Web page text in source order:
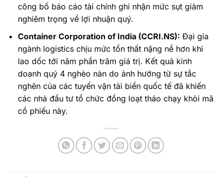
công bố báo cáo tài chính ghi nhận mức sụt giảm
nghiêm trọng về lợi nhuận quý.
Container Corporation of India (CCRI.NS): Đại gia
ngành logistics chịu mức tổn thất nặng nề hơn khi
lao dốc tới năm phần trăm giá trị. Kết quả kinh
doanh quý 4 nghèo nàn do ảnh hưởng từ sự tắc
nghẽn của các tuyến vận tải biển quốc tế đã khiến
các nhà đầu tư tổ chức đồng loạt tháo chạy khỏi mã
cổ phiếu này.